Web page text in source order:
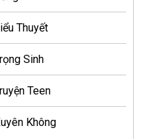
Thuyết
Sinh
Teen
Không